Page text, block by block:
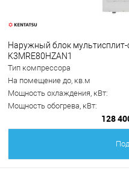
Наружный блок
K3MRE80HZAN1
Тип компрессора
На помещение до, кв.м
Мощность охлаждения, кВт:
Мощность обогрева, кВт:
128